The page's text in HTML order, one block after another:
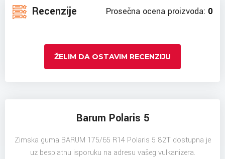
Recenzije Prosečna ocena proizvoda: 0
ŽELIM DA OSTAVIM RECENZIJU
Barum Polaris 5
Zimska guma BARUM 175/65 R14 Polaris 5 82T dostupna je
uz besplatnu isporuku na adresu vašeg vulkanizera.